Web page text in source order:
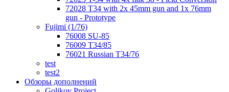
72028 T34 with 2x 45mm gun and 1x 76mm
gun - Prototype
Fujimi (1/76)
76008 SU-85
76009 T34/85
76021 Russian T34/76
test
test2
Обзоры дополнений